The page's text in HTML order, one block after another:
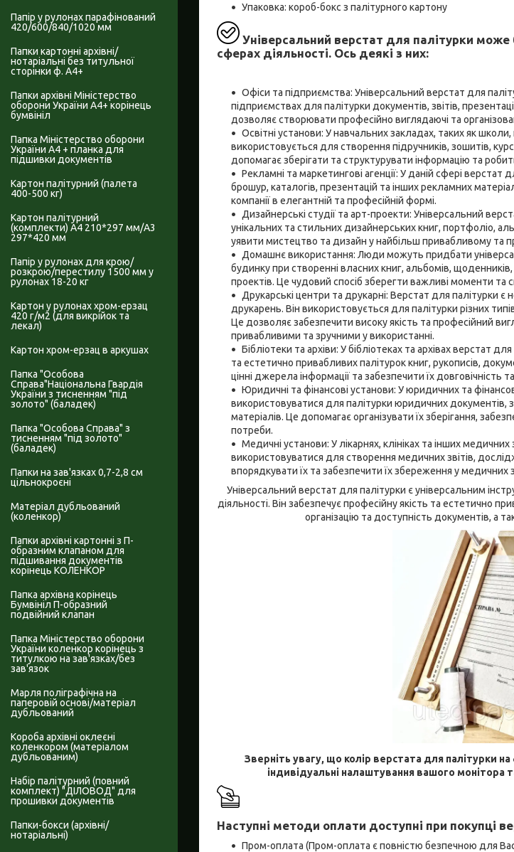
Упаковка: короб-бокс з палітурного картону
Універсальний верстат для палітурки може
сферах діяльності. Ось деякі з них:
Офіси та підприємства: Універсальний верстат для
підприємствах для палітурки документів, звітів,
дозволяє створювати професійно виглядаючі та
Освітні установи: У навчальних закладах, таких як
використовується для створення підручників, зошитів,
допомагає зберігати та структурувати інформацію та
Рекламні та маркетингові агенції: У даній сфері
брошур, каталогів, презентацій та інших рекламних
компанії в елегантній та професійній формі.
Дизайнерські студії та арт-проекти: Універсальний
унікальних та стильних дизайнерських книг, портфоліо,
уявити мистецтво та дизайн у найбільш привабливому та
Домашнє використання: Люди можуть придбати
будинку при створенні власних книг, альбомів,
проектів. Це чудовий спосіб зберегти важливі моменти та
Друкарські центри та друкарні: Верстат для палітурки
друкарень. Він використовується для палітурки різних
Це дозволяє забезпечити високу якість та професійний
привабливими та зручними у використанні.
Бібліотеки та архіви: У бібліотеках та архівах верстат
та естетично привабливих палітурок книг, рукописів,
цінні джерела інформації та забезпечити їх довговічність
Юридичні та фінансові установи: У юридичних та
використовуватися для палітурки юридичних документів,
матеріалів. Це допомагає організувати їх зберігання,
потреби.
Медичні установи: У лікарнях, клініках та інших
використовуватися для створення медичних звітів,
впорядкувати їх та забезпечити їх збереження у медичних
Універсальний верстат для палітурки є універсальним
діяльності. Він забезпечує професійну якість та естетично
організацію та доступність документів, а
Зверніть увагу, що колір верстата для палітурки
індивідуальні налаштування вашого монітора
Наступні методи оплати доступні при покупці
Пром-оплата (Пром-оплата є повністю безпечною для
Папір у рулонах парафінований
420/600/840/1020 мм
Папки картонні архівні/
нотаріальні без титульної
сторінки ф. А4+
Папки архівні Міністерство
оборони України А4+ корінець
бумвініл
Папка Міністерство оборони
України А4 + планка для
підшивки документів
Картон палітурний (палета
400-500 кг)
Картон палітурний
(комплекти) А4 210*297 мм/А3
297*420 мм
Папір у рулонах для крою/
розкрою/перестилу 1500 мм у
рулонах 18-20 кг
Картон у рулонах хром-ерзац
420 г/м2 (для викрійок та
лекал)
Картон хром-ерзац в аркушах
Папка "Особова
Справа"Національна Гвардія
України з тисненням "під
золото" (баладек)
Папка "Особова Справа" з
тисненням "під золото"
(баладек)
Папки на зав'язках 0,7-2,8 см
цільнокроєні
Матеріал дубльований
(коленкор)
Папки архівні картонні з П-
образним клапаном для
підшивання документів
корінець КОЛЕНКОР
Папка архівна корінець
Бумвініл П-образний
подвійний клапан
Папка Міністерство оборони
України коленкор корінець з
титулкою на зав'язках/без
зав'язок
Марля поліграфічна на
паперовій основі/матеріал
дубльований
Короба архівні оклеєні
коленкором (матеріалом
дубльованим)
Набір палітурний (повний
комплект) "ДІЛОВОД" для
прошивки документів
Папки-бокси (архівні/
нотаріальні)